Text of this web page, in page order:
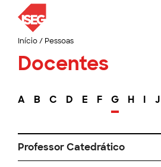
Início/ Pessoas
Docentes
A B C D E F G H I J
Professor Catedrático